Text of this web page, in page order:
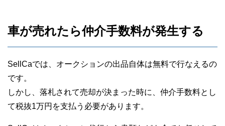
車が売れたら仲介手数料が発生する
SellCaでは、オークションの出品自体は無料で行なえるの
です。
しかし、落札されて売却が決まった時に、仲介手数料とし
て税抜1万円を支払う必要があります。